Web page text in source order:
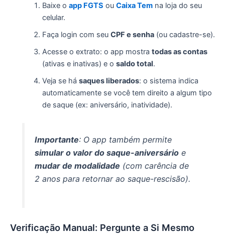
Baixe o app FGTS ou Caixa Temna loja do seu
celular.
Faça login com seu CPF e senha(ou cadastre-se).
Acesse o extrato: o app mostra todas as contas
(ativas e inativas) e o saldo total.
Veja se há saques liberados: o sistema indica
automaticamente se você tem direito a algum tipo
de saque (ex: aniversário, inatividade).
Importante: O app também permite
simular o valor do saque-aniversário e
mudar de modalidade (com carência de
2 anos para retornar ao saque-rescisão).
Verificação Manual: Pergunte a Si Mesmo